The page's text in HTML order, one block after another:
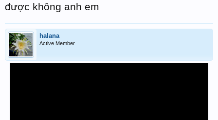
được không anh em
halana
Active Member